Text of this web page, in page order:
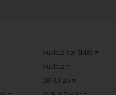
Nucleus for SMEs
Nucleus
GENUI.lab